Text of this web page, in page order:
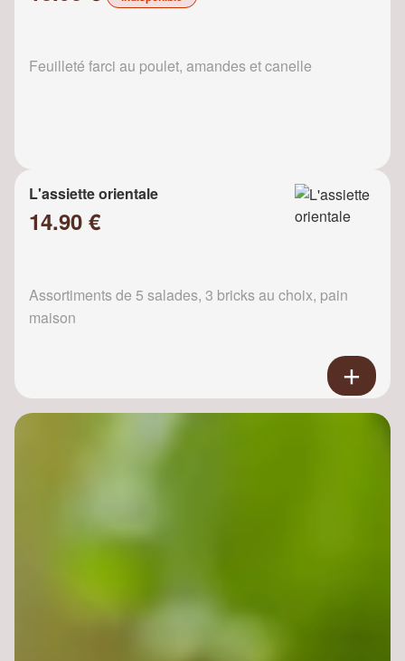
Feuilleté farci au poulet, amandes et canelle
L'assiette orientale
14.90 €
Assortiments de 5 salades, 3 bricks au choix, pain
maison